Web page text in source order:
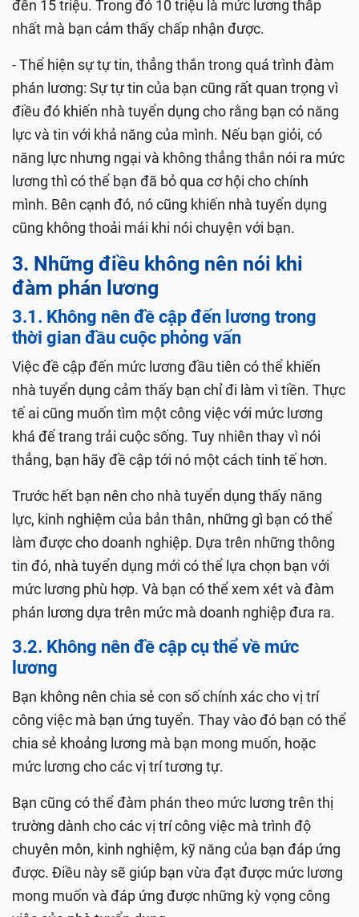
đến 15 triệu. Trong đó 10 triệu là mức lương thấp
nhất mà bạn cảm thấy chấp nhận được.
- Thể hiện sự tự tin, thẳng thắn trong quá trình đàm
phán lương: Sự tự tin của bạn cũng rất quan trọng vì
điều đó khiến nhà tuyển dụng cho rằng bạn có năng
lực và tin với khả năng của mình. Nếu bạn giỏi, có
năng lực nhưng ngại và không thẳng thắn nói ra mức
lương thì có thể bạn đã bỏ qua cơ hội cho chính
mình. Bên cạnh đó, nó cũng khiến nhà tuyển dụng
cũng không thoải mái khi nói chuyện với bạn.
3. Những điều không nên nói khi
đàm phán lương
3.1. Không nên đề cập đến lương trong
thời gian đầu cuộc phỏng vấn
Việc đề cập đến mức lương đầu tiên có thể khiến
nhà tuyển dụng cảm thấy bạn chỉ đi làm vì tiền. Thực
tế ai cũng muốn tìm một công việc với mức lương
khá để trang trải cuộc sống. Tuy nhiên thay vì nói
thẳng, bạn hãy đề cập tới nó một cách tinh tế hơn.
Trước hết bạn nên cho nhà tuyển dụng thấy năng
lực, kinh nghiệm của bản thân, những gì bạn có thể
làm được cho doanh nghiệp. Dựa trên những thông
tin đó, nhà tuyển dụng mới có thể lựa chọn bạn với
mức lương phù hợp. Và bạn có thể xem xét và đàm
phán lương dựa trên mức mà doanh nghiệp đưa ra.
3.2. Không nên đề cập cụ thể về mức
lương
Bạn không nên chia sẻ con số chính xác cho vị trí
công việc mà bạn ứng tuyển. Thay vào đó bạn có thể
chia sẻ khoảng lương mà bạn mong muốn, hoặc
mức lương cho các vị trí tương tự.
Bạn cũng có thể đàm phán theo mức lương trên thị
trường dành cho các vị trí công việc mà trình độ
chuyên môn, kinh nghiệm, kỹ năng của bạn đáp ứng
được. Điều này sẽ giúp bạn vừa đạt được mức lương
mong muốn và đáp ứng được những kỳ vọng công